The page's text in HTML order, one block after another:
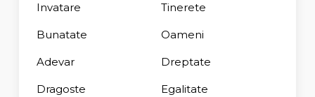
Invatare Tinerete
Bunatate Oameni
Adevar Dreptate
Dragoste Egalitate